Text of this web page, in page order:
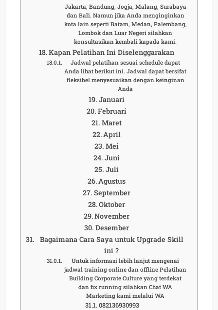
Jakarta, Bandung, Jogja, Malang, Surabaya
dan Bali. Namun jika Anda menginginkan
kota lain seperti Batam, Medan, Palembang,
Lombok dan Luar Negeri silahkan
konsultasikan kembali kapada kami.
Kapan Pelatihan Ini Diselenggarakan
Jadwal pelatihan sesuai schedule dapat
Anda lihat berikut ini. Jadwal dapat bersifat
fleksibel menyesuaikan dengan keinginan
Anda
Januari
Februari
Maret
April
Mei
Juni
Juli
Agustus
September
Oktober
November
Desember
Bagaimana Cara Saya untuk Upgrade Skill
ini ?
Untuk informasi lebih lanjut mengenai
jadwal training online dan offline Pelatihan
Building Corporate Culture yang terdekat
dan fix running silahkan Chat WA
Marketing kami melalui WA
082136930993